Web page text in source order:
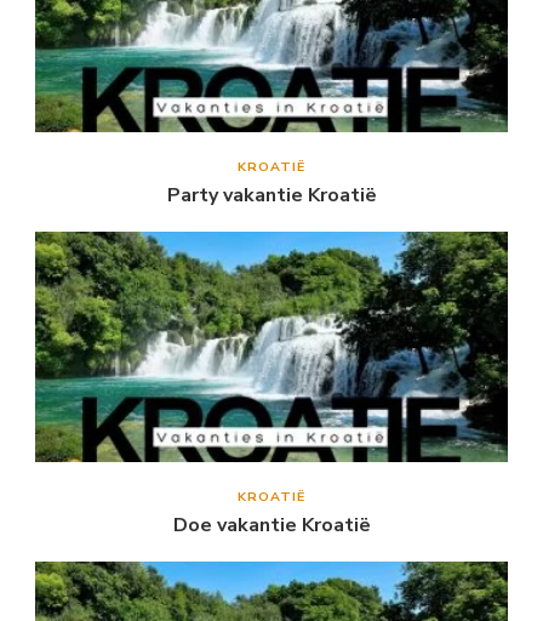
KROATIË
Party vakantie Kroatië
KROATIË
Doe vakantie Kroatië